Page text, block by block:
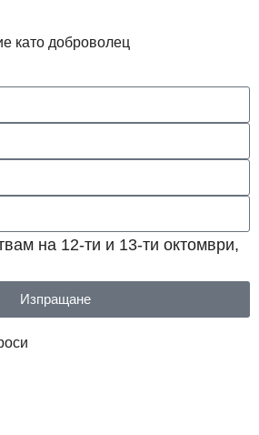
като доброволец
на 12-ти и 13-ти октомври,
Изпращане